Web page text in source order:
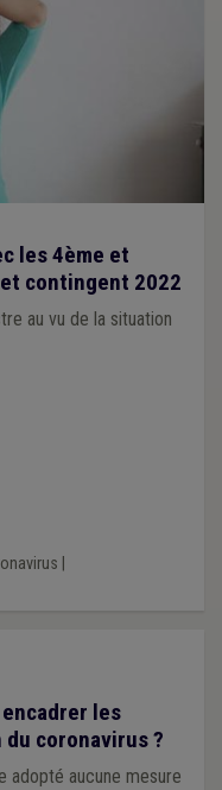
les 4ème et
contingent 2022
au vu de la situation
les
coronavirus ?
adopté aucune mesure